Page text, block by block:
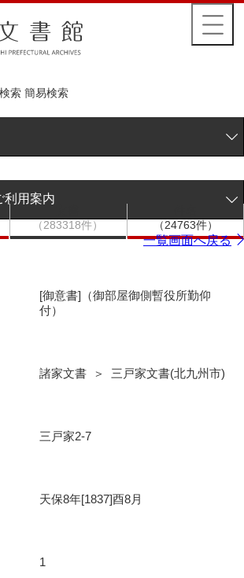
索 簡易検索
利用案内
について（283318件）
（24763件）
一覧画面へ戻る
[御意書]（御部屋御側暫役所勤仰
付）
諸家文書 ＞ 三戸家文書(北九州市)
三戸家2-7
天保8年[1837]酉8月
1